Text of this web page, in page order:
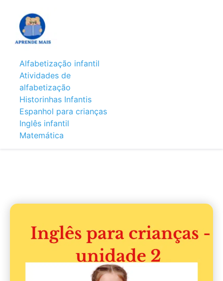
Alfabetização infantil
Atividades de
alfabetização
Historinhas Infantis
Espanhol para crianças
Inglês infantil
Matemática